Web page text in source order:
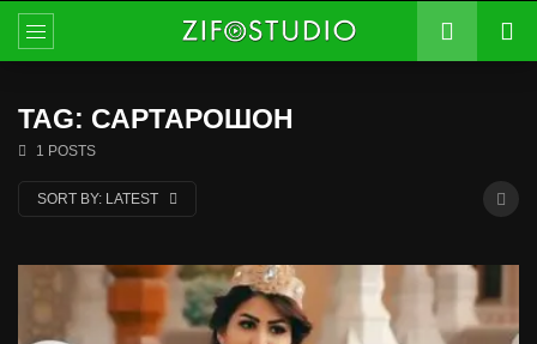
TAG: САРТАРОШОН
1 POSTS
SORT BY: LATEST